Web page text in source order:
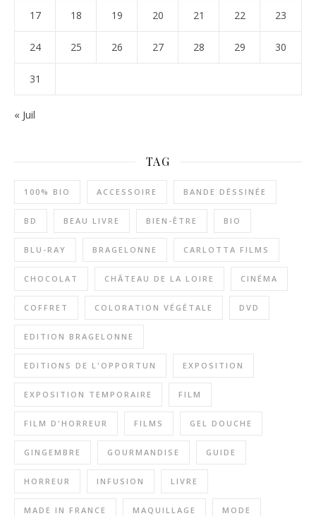
17 18 19 20 21 22 23
24 25 26 27 28 29 30
31
« Juil
TAG
100% BIO ACCESSOIRE BANDE DÉSSINÉE
BD BEAU LIVRE BIEN-ÊTRE BIO
BLU-RAY BRAGELONNE CARLOTTA FILMS
CHOCOLAT CHÂTEAU DE LA LOIRE CINÉMA
COFFRET COLORATION VÉGÉTALE DVD
EDITION BRAGELONNE
EDITIONS DE L'OPPORTUN EXPOSITION
EXPOSITION TEMPORAIRE FILM
FILM D'HORREUR FILMS GEL DOUCHE
GINGEMBRE GOURMANDISE GUIDE
HORREUR INFUSION LIVRE
MADE IN FRANCE MAQUILLAGE MODE